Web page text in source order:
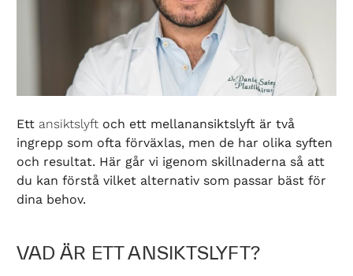
Ett ansiktslyft och ett mellanansiktslyft är två
ingrepp som ofta förväxlas, men de har olika syften
och resultat. Här går vi igenom skillnaderna så att
du kan förstå vilket alternativ som passar bäst för
dina behov.
VAD ÄR ETT ANSIKTSLYFT?